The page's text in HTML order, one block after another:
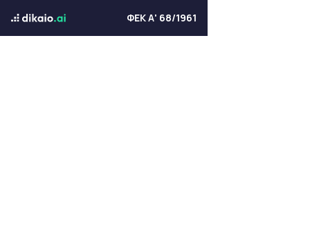
ΦΕΚ Α' 68/1961